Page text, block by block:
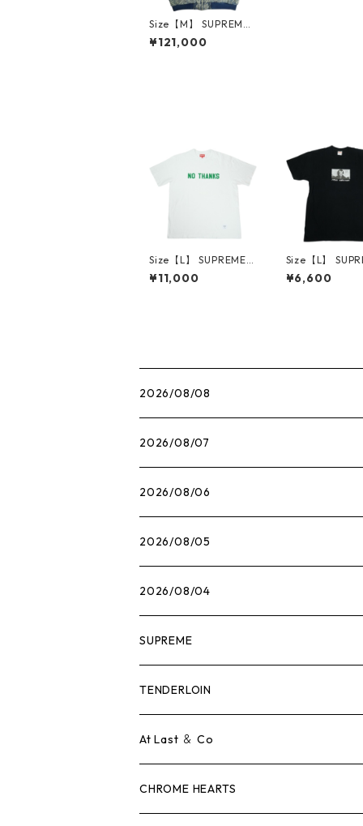
Size【M】 SUPREME
シュプリーム 25SS Ba
ndana Jacquard Den
¥121,000
Size【L】 SUPREME
シュプリーム 21FW N
o Thanks S/S Top Wh
¥11,000
Size【L】
シュプリーム
erry Christmas
¥6,600
2026/08/08
2026/08/07
2026/08/06
2026/08/05
2026/08/04
SUPREME
Tシャツ
ロンTEE
スウェット/ニット
TENDERLOIN
Tシャツ
ロンTEE
At Last ＆ Co
Tシャツ
CHROME HEARTS